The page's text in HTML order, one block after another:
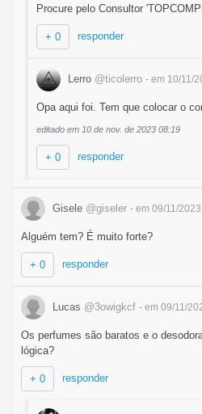
Procure pelo Consultor
+ 0 responder
Lerro @ticolerro - em 10/11/
Opa aqui foi. Tem que colocar o
editado em 10 de nov. de 2023 08:19
+ 0 responder
Gisele @giseler - em 09/11/2023
Alguém tem? É muito forte?
+ 0 responder
Lucas @3owigkcf - em 09/11/
Os perfumes são baratos e o
lógica?
+ 0 responder